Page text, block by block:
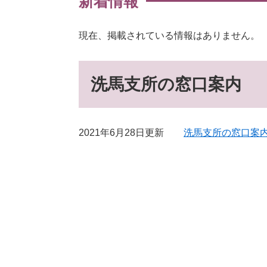
現在、掲載されている情報はありません。
洗馬支所の窓口案内
2021年6月28日更新 洗馬支所の窓口案